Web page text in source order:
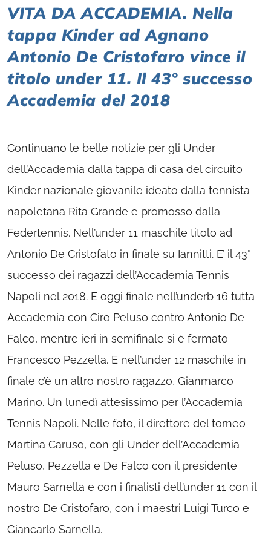
VITA DA ACCADEMIA. Nella
tappa Kinder ad Agnano
Antonio De Cristofaro vince il
titolo under 11. Il 43° successo
Accademia del 2018
Continuano le belle notizie per gli Under
dell’Accademia dalla tappa di casa del circuito
Kinder nazionale giovanile ideato dalla tennista
napoletana Rita Grande e promosso dalla
Federtennis. Nell’under 11 maschile titolo ad
Antonio De Cristofato in finale su Iannitti. E’ il 43°
successo dei ragazzi dell’Accademia Tennis
Napoli nel 2018. E oggi finale nell’underb 16 tutta
Accademia con Ciro Peluso contro Antonio De
Falco, mentre ieri in semifinale si è fermato
Francesco Pezzella. E nell’under 12 maschile in
finale c’è un altro nostro ragazzo, Gianmarco
Marino. Un lunedì attesissimo per l’Accademia
Tennis Napoli. Nelle foto, il direttore del torneo
Martina Caruso, con gli Under dell’Accademia
Peluso, Pezzella e De Falco con il presidente
Mauro Sarnella e con i finalisti dell’under 11 con il
nostro De Cristofaro, con i maestri Luigi Turco e
Giancarlo Sarnella.